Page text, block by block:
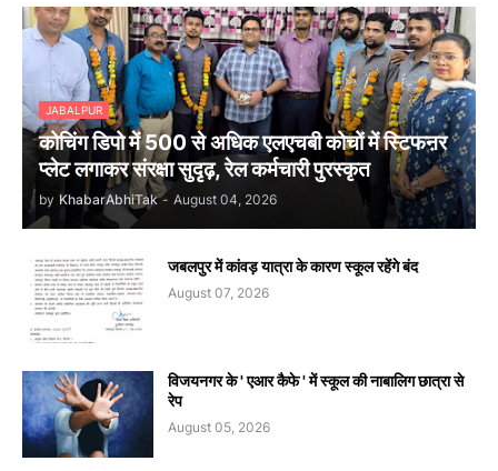
JABALPUR
कोचिंग डिपो में 500 से अधिक एलएचबी कोचों में स्टिफऩर
प्लेट लगाकर संरक्षा सुदृढ़, रेल कर्मचारी पुरस्कृत
by KhabarAbhiTak - August 04, 2026
जबलपुर में कांवड़ यात्रा के कारण स्कूल रहेंगे बंद
August 07, 2026
विजयनगर के ' एआर कैफे ' में स्कूल की नाबालिग छात्रा से
रेप
August 05, 2026